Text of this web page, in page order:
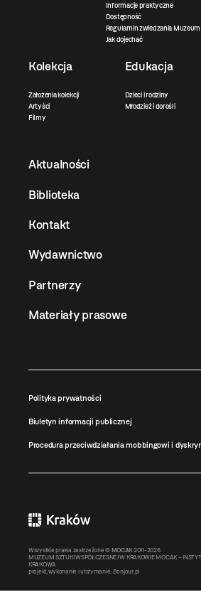
Informacje praktyczne
Dostępność
Regulamin zwiedzania Muzeum
Jak dojechać
Kolekcja
Założenia kolekcji
Artyści
Filmy
Edukacja
Dzieci i rodziny
Młodzież i dorośli
Aktualności
Biblioteka
Kontakt
Wydawnictwo
Partnerzy
Materiały prasowe
Polityka prywatności
Biuletyn informacji publicznej
Procedura przeciwdziałania mobbingowi i
Wszystkie prawa zastrzeżone © MOCAK 2011-2026
MUZEUM SZTUKI WSPÓŁCZESNEJ W KRAKOWIE MOCAK –
KRAKOWA
projekt, wykonanie i utrzymanie: Bonjour.pl